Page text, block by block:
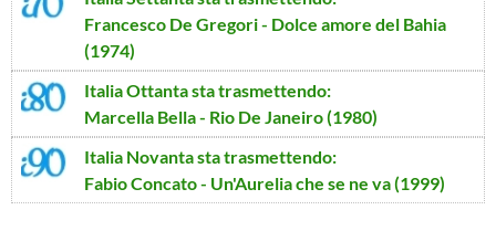
Francesco De Gregori - Dolce amore del Bahia
(1974)
Italia Ottantasta trasmettendo:
Marcella Bella - Rio De Janeiro (1980)
Italia Novantasta trasmettendo:
Fabio Concato - Un'Aurelia che se ne va (1999)